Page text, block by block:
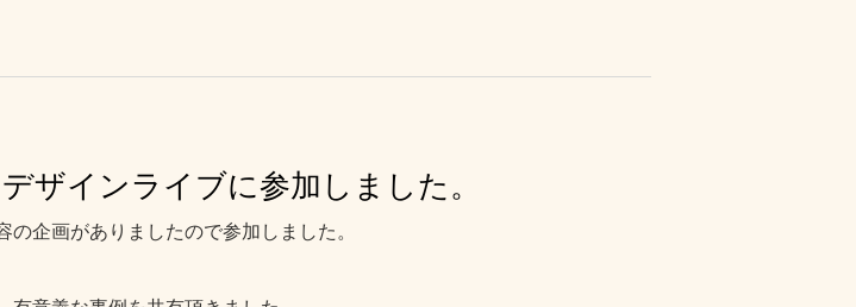
ザインライブに参加しました。
企画がありましたので参加しました。